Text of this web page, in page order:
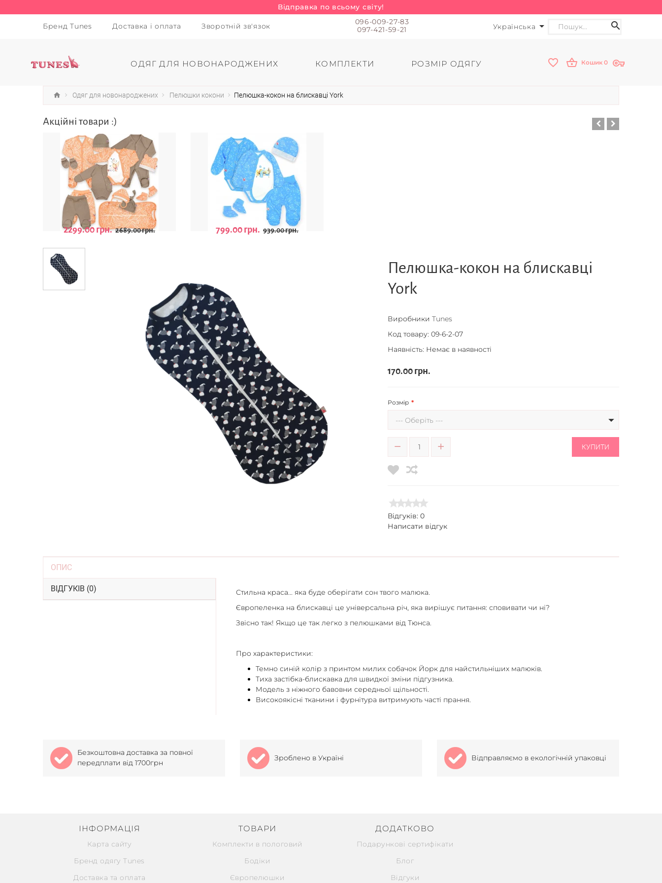
Відправка по всьому світу!
Бренд Tunes Доставка і оплата Зворотній зв'язок Українська
096-009-27-83
097-421-59-21
ОДЯГ ДЛЯ НОВОНАРОДЖЕНИХ КОМПЛЕКТИ РОЗМІР ОДЯГУ Кошик 0
Одяг для новонароджених Пелюшки кокони Пелюшка-кокон на блискавці York
Акційні товари :)
2299.00 грн. 2689.00 грн. 799.00 грн. 939.00 грн.
Пелюшка-кокон на блискавці
York
Виробники Tunes
Код товару: 09-6-2-07
Наявність: Немає в наявності
170.00 грн.
Розмір
--- Оберіть ---
КУПИТИ
Відгуків: 0
Написати відгук
ОПИС
ВІДГУКІВ (0)
Стильна краса... яка буде оберігати сон твого малюка.
Європеленка на блискавці це універсальна річ, яка вирішує питання: сповивати чи ні?
Звісно так! Якщо це так легко з пелюшками від Тюнса.
Про характеристики:
Темно синій колір з принтом милих собачок Йорк для найстильніших малюків.
Тиха застібка-блискавка для швидкої зміни підгузника.
Модель з ніжного бавовни середньої щільності.
Високоякісні тканини і фурнітура витримують часті прання.
Безкоштовна доставка за повної
передплати від 1700грн
Зроблено в Україні Відправляємо в екологічній упаковці
ІНФОРМАЦІЯ
Карта сайту
Бренд одягу Tunes
Доставка та оплата
ТОВАРИ
Комплекти в пологовий
Бодіки
Європелюшки
ДОДАТКОВО
Подарункові сертифікати
Блог
Відгуки